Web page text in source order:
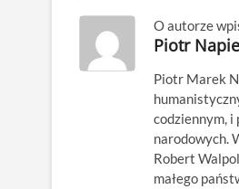
O autorze
Piotr
Piotr Marek
codziennym,
narodowych.
Robert
małego